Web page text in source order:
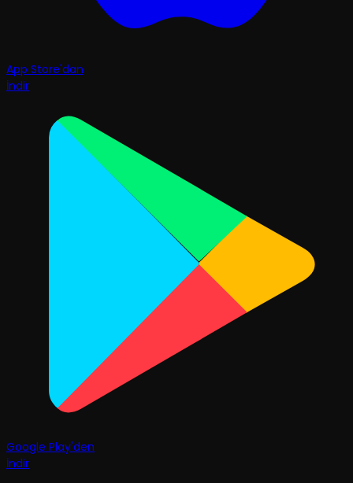
App Store'dan
İndir
Google Play'den
İndir